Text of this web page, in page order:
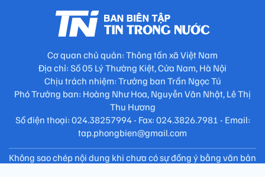
Cơ quan chủ quản: Thông tấn xã Việt Nam
Địa chỉ: Số 05 Lý Thường Kiệt, Cửa Nam, Hà Nội
Chịu trách nhiệm: Trưởng ban Trần Ngọc Tú
Phó Trưởng ban: Hoàng Như Hoa, Nguyễn Văn Nhật, Lê Thị
Thu Hương
Số điện thoại: 024.38257994 - Fax: 024.3826.7981 - Email:
tap.phongbien@gmail.com
Không sao chép nội dung khi chưa có sự đồng ý bằng văn bản